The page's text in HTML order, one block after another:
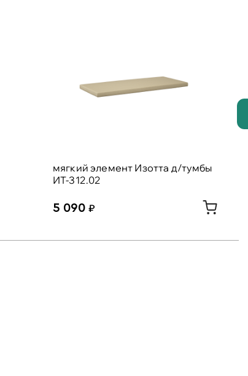
мягкий элемент Изотта д/тумбы
ИТ-312.02
5 090